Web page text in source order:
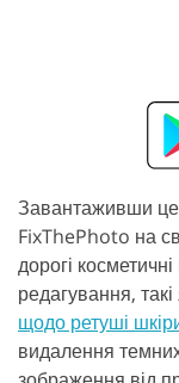
Завантаживши
FixThePhoto на
дорогі
редагування, такі
щодо ретуші
видалення